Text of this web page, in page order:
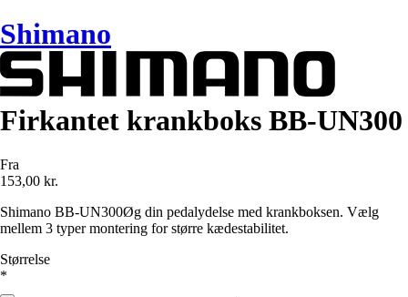
Shimano
Firkantet krankboks BB-UN300
Fra
153,00 kr.
Shimano BB-UN300Øg din pedalydelse med krankboksen. Vælg
mellem 3 typer montering for større kædestabilitet.
Størrelse
*